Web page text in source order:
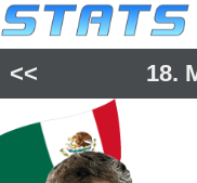
<< 18.